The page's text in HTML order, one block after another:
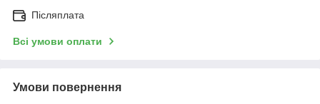
Післяплата
Всі умови оплати
Умови повернення